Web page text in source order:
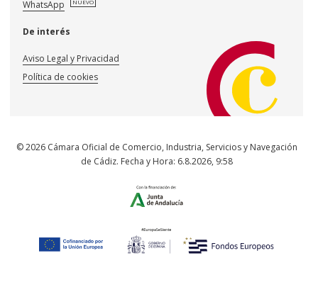
WhatsApp
NUEVO
De interés
Aviso Legal y Privacidad
Política de cookies
© 2026 Cámara Oficial de Comercio, Industria, Servicios y Navegación
de Cádiz. Fecha y Hora: 6.8.2026, 9:58